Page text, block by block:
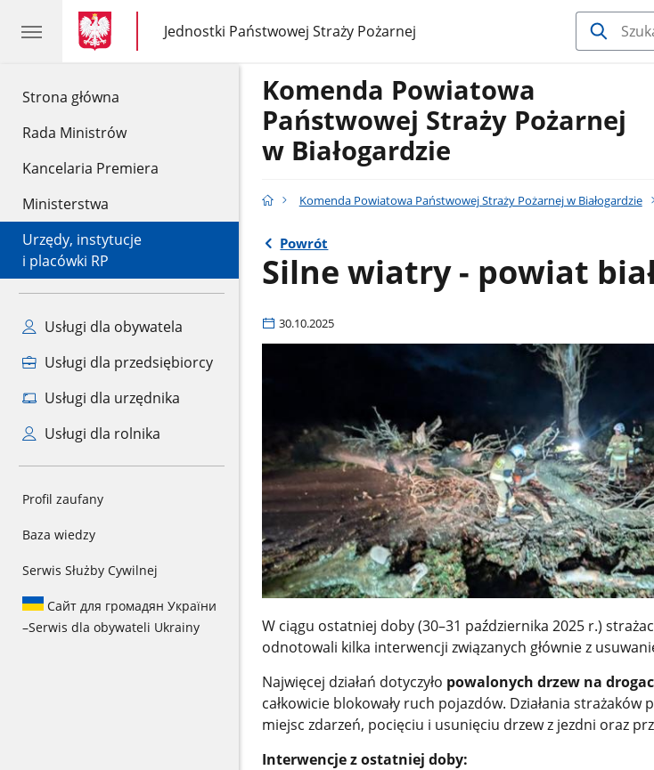
Strona główna
Rada Ministrów
Kancelaria Premiera
Ministerstwa
Urzędy, instytucje
i placówki RP
Usługi dla obywatela
Usługi dla przedsiębiorcy
Usługi dla urzędnika
Usługi dla rolnika
Profil zaufany
Baza wiedzy
Serwis Służby Cywilnej
Сайт для громадян України
–Serwis dla obywateli Ukrainy
gov.pl
gov.pl
Jednostki Państwowej Straży Pożarnej
gov.pl
Jednostki
Państwowej
Komenda Powiatowa
Państwowej Straży Pożarnej
w Białogardzie
Komenda Powiatowa Państwowej Straży Pożarnej w Białogardzie
Powrót
Silne wiatry - powiat
30.10.2025
W ciągu ostatniej doby (30–31 października 2025 r.)
odnotowali kilka interwencji związanych głównie z
Najwięcej działań dotyczyło powalonych drzew na
całkowicie blokowały ruch pojazdów. Działania strażaków
miejsc zdarzeń, pocięciu i usunięciu drzew z jezdni oraz
Interwencje z ostatniej doby: